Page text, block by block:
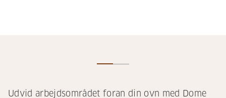
Udvid arbejdsområdet foran din ovn med Dome